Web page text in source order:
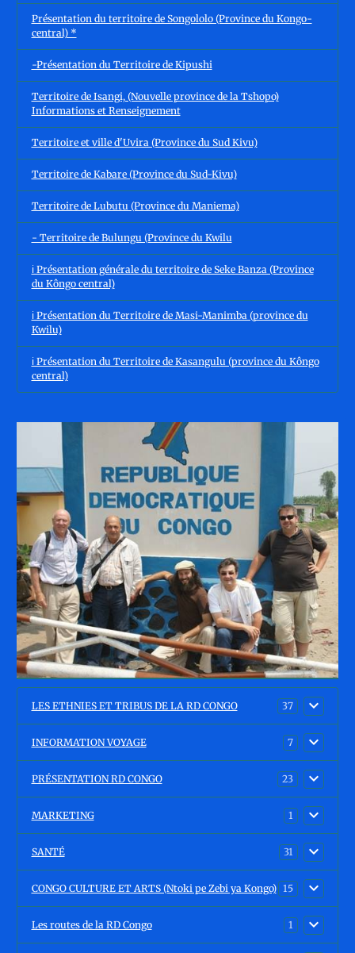
Présentation du territoire de Songololo (Province du Kongo-
central) *
-Présentation du Territoire de Kipushi
Territoire de Isangi, (Nouvelle province de la Tshopo)
Informations et Renseignement
Territoire et ville d'Uvira (Province du Sud Kivu)
Territoire de Kabare (Province du Sud-Kivu)
Territoire de Lubutu (Province du Maniema)
- Territoire de Bulungu (Province du Kwilu
ℹ️ Présentation générale du territoire de Seke Banza (Province
du Kôngo central)
ℹ️ Présentation du Territoire de Masi-Manimba (province du
Kwilu)
ℹ️ Présentation du Territoire de Kasangulu (province du Kôngo
central)
LES ETHNIES ET TRIBUS DE LA RD CONGO 37
INFORMATION VOYAGE 7
PRÉSENTATION RD CONGO 23
MARKETING 1
SANTÉ 31
CONGO CULTURE ET ARTS (Ntoki pe Zebi ya Kongo) 15
Les routes de la RD Congo 1